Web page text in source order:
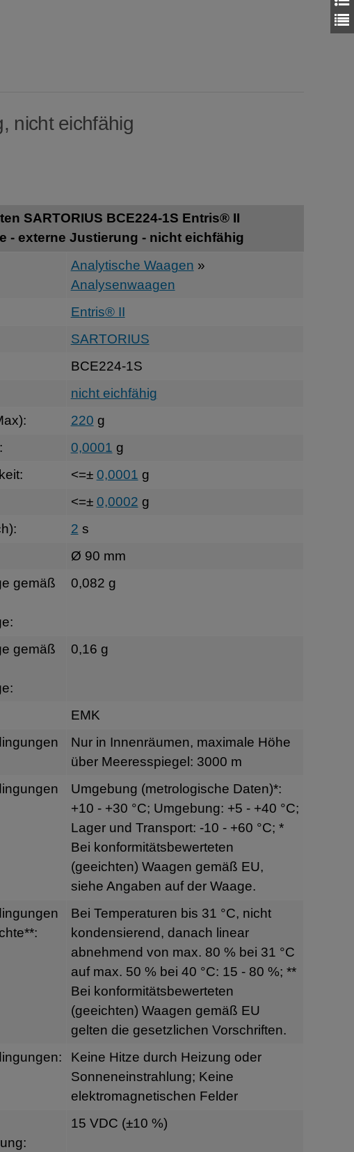
nicht eichfähig
SARTORIUS BCE224-1S Entris® II
- externe Justierung - nicht eichfähig
Analytische Waagen »
Analysenwaagen
Entris® II
SARTORIUS
BCE224-1S
nicht eichfähig
220 g
0,0001 g
<=± 0,0001 g
<=± 0,0002 g
2 s
Ø 90 mm
gemäß
0,082 g
gemäß
0,16 g
EMK
Nur in Innenräumen, maximale Höhe
über Meeresspiegel: 3000 m
Umgebung (metrologische Daten)*:
+10 - +30 °C; Umgebung: +5 - +40 °C;
Lager und Transport: -10 - +60 °C; *
Bei konformitätsbewerteten
(geeichten) Waagen gemäß EU,
siehe Angaben auf der Waage.
Bei Temperaturen bis 31 °C, nicht
kondensierend, danach linear
abnehmend von max. 80 % bei 31 °C
auf max. 50 % bei 40 °C: 15 - 80 %; **
Bei konformitätsbewerteten
(geeichten) Waagen gemäß EU
gelten die gesetzlichen Vorschriften.
Keine Hitze durch Heizung oder
Sonneneinstrahlung; Keine
elektromagnetischen Felder
15 VDC (±10 %)